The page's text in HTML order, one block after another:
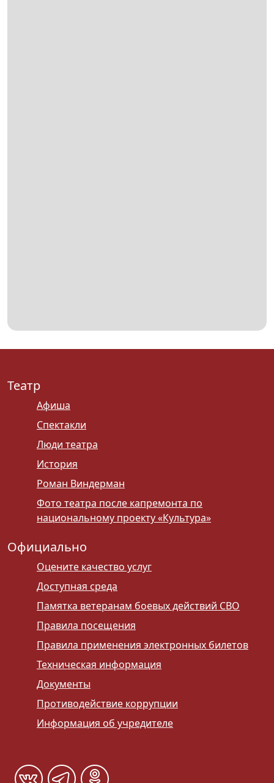
Театр
Афиша
Спектакли
Люди театра
История
Роман Виндерман
Фото театра после капремонта по
национальному проекту «Культура»
Официально
Оцените качество услуг
Доступная среда
Памятка ветеранам боевых действий СВО
Правила посещения
Правила применения электронных билетов
Техническая информация
Документы
Противодействие коррупции
Информация об учредителе